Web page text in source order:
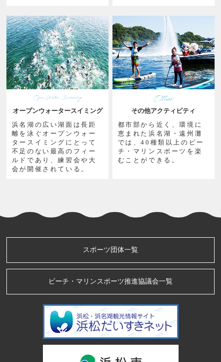
オープンウォータースイミング
浜名湖の広い湖面は長距
離を泳ぐオープンウォー
タースイミングにとって
不足のない最高のフィー
ルドであり、練習会や大
会が開催されている。
その他アクティビティ
都市部から近く、環境に
恵まれた浜名湖・遠州灘
では、40種類以上のビー
チ・マリンスポーツを楽
むことができる。
スポーツ団体一覧
ビーチ・マリンスポーツ推進協議会一覧